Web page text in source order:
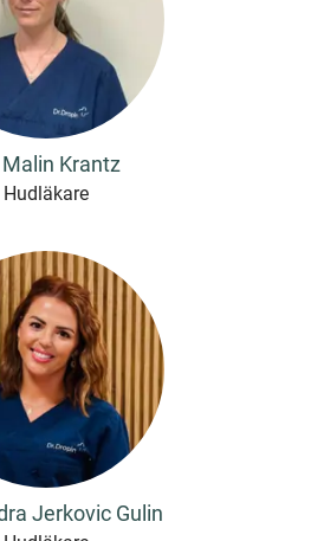
Malin Krantz
Hudläkare
Jerkovic Gulin